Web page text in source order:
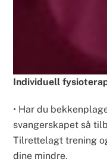
Individuell
• Har du
svangerskapet så
Tilrettelagt trening
dine mindre.